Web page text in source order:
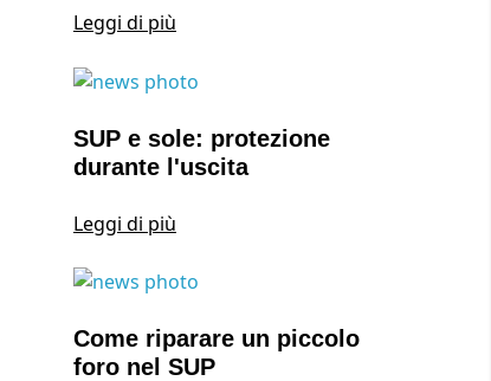
Leggi di più
SUP e sole: protezione
durante l'uscita
Leggi di più
Come riparare un piccolo
foro nel SUP